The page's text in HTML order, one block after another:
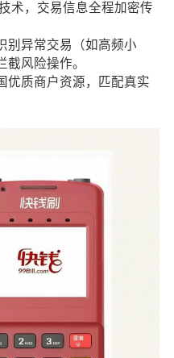
术，交易信息全程加密传
别异常交易（如高频小
风险操作。
优质商户资源，匹配真实